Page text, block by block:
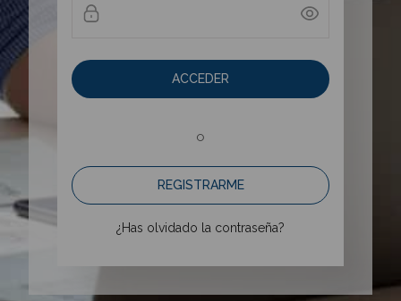
ACCEDER
o
REGISTRARME
¿Has olvidado la contraseña?